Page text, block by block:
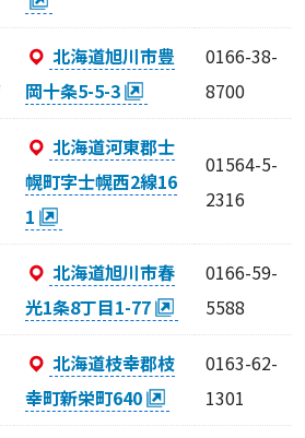
北海道旭川市豊
岡十条5-5-3
0166-38-
8700
北海道河東郡士
幌町字士幌西2線16
1
01564-5-
2316
北海道旭川市春
光1条8丁目1-77
0166-59-
5588
北海道枝幸郡枝
幸町新栄町640
0163-62-
1301